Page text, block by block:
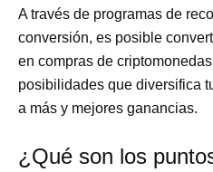
A través de programas de
conversión, es posible
en compras de
posibilidades que diversifica
a más y mejores ganancias.
¿Qué son los